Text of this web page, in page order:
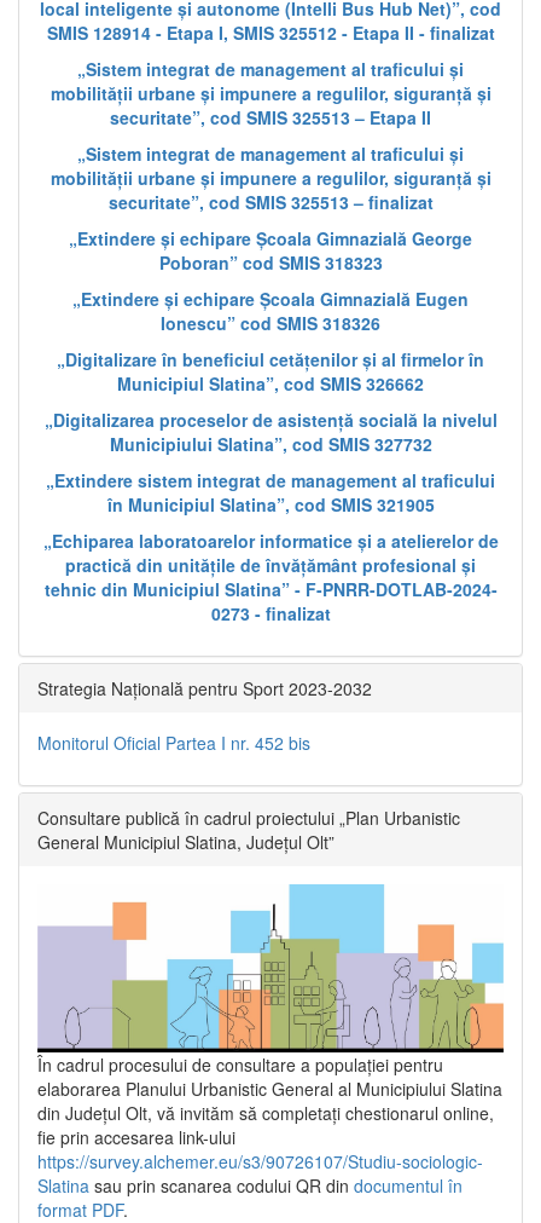
local inteligente și autonome (Intelli Bus Hub Net)”, cod
SMIS 128914 - Etapa I, SMIS 325512 - Etapa II - finalizat
„Sistem integrat de management al traficului și
mobilității urbane și impunere a regulilor, siguranță și
securitate”, cod SMIS 325513 – Etapa II
„Sistem integrat de management al traficului și
mobilității urbane și impunere a regulilor, siguranță și
securitate”, cod SMIS 325513 – finalizat
„Extindere și echipare Școala Gimnazială George
Poboran” cod SMIS 318323
„Extindere și echipare Școala Gimnazială Eugen
Ionescu” cod SMIS 318326
„Digitalizare în beneficiul cetățenilor și al firmelor în
Municipiul Slatina”, cod SMIS 326662
„Digitalizarea proceselor de asistență socială la nivelul
Municipiului Slatina”, cod SMIS 327732
„Extindere sistem integrat de management al traficului
în Municipiul Slatina”, cod SMIS 321905
„Echiparea laboratoarelor informatice și a atelierelor de
practică din unitățile de învățământ profesional și
tehnic din Municipiul Slatina” - F-PNRR-DOTLAB-2024-
0273 - finalizat
Strategia Națională pentru Sport 2023-2032
Monitorul Oficial Partea I nr. 452 bis
Consultare publică în cadrul proiectului „Plan Urbanistic
General Municipiul Slatina, Județul Olt”
În cadrul procesului de consultare a populaţiei pentru
elaborarea Planului Urbanistic General al Municipiului Slatina
din Județul Olt, vă invităm să completați chestionarul online,
fie prin accesarea link-ului
https://survey.alchemer.eu/s3/90726107/Studiu-sociologic-
Slatina sau prin scanarea codului QR din documentul în
format PDF.